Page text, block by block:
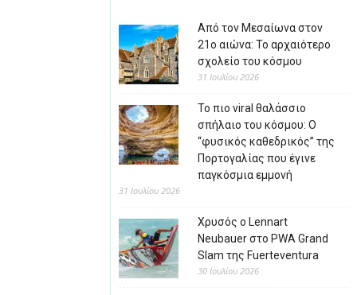
Από τον Μεσαίωνα στον
21ο αιώνα: Το αρχαιότερο
σχολείο του κόσμου
31 Ιουλίου 2026
Το πιο viral θαλάσσιο
σπήλαιο του κόσμου: Ο
“φυσικός καθεδρικός” της
Πορτογαλίας που έγινε
παγκόσμια εμμονή
31 Ιουλίου 2026
Χρυσός ο Lennart
Neubauer στο PWA Grand
Slam της Fuerteventura
30 Ιουλίου 2026